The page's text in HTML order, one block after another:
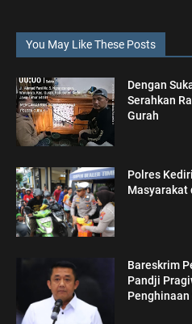
You May Like These Posts
Dengan
Serahkan
Gurah
Polres
Masyarakat
Bareskrim
Pandji
Penghinaan